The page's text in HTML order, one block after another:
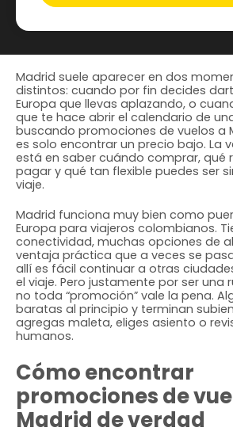
Madrid suele aparecer en dos
distintos: cuando por fin decides
Europa que llevas aplazando, o
que te hace abrir el calendario de
buscando promociones de vuelos a
es solo encontrar un precio bajo. La
está en saber cuándo comprar, qué
pagar y qué tan flexible puedes ser
viaje.
Madrid funciona muy bien como
Europa para viajeros colombianos.
conectividad, muchas opciones de
ventaja práctica que a veces se
allí es fácil continuar a otras
el viaje. Pero justamente por ser una
no toda “promoción” vale la pena.
baratas al principio y terminan
agregas maleta, eliges asiento o
humanos.
Cómo encontrar
promociones de
Madrid de verdad